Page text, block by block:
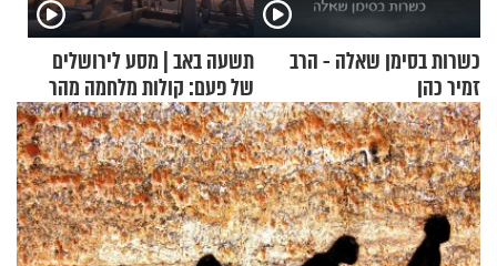
כשרות בסימן שאלה - הרב
זמיר כהן
תשעה באב | מסע לירושלים
של פעם: קולות מלחמה מהר
הזיתים